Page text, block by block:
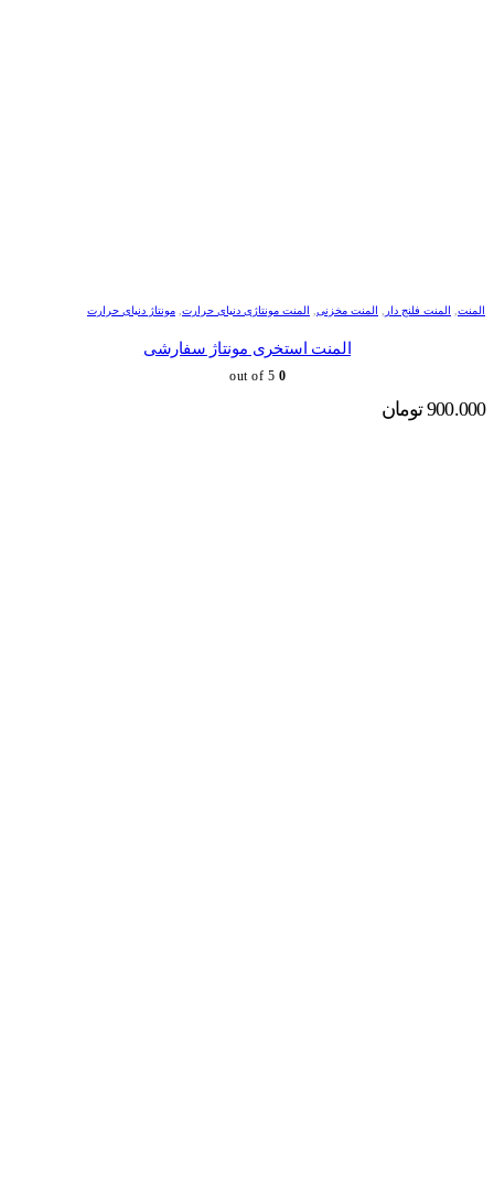
المنت المنت فلنج دار المنت مخزنی المنت مونتاژی دنیای حرارت مونتاژ دنیای حرارت
المنت استخری مونتاژ سفارشی
0
900.000 تومان